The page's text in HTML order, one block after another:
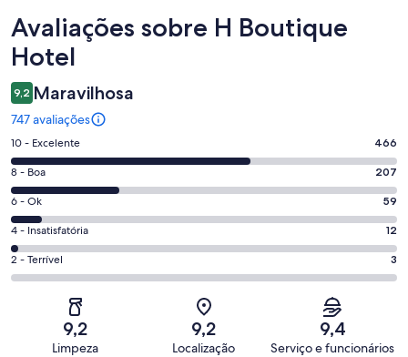
Avaliações
Avaliações sobre H Boutique
Hotel
9,2 Maravilhosa
747 avaliações
Nota
10
-
Excelente.
466
de
747
avaliações
10 - Excelente 466
Nota
8
-
Boa.
207
de
avaliações
8 - Boa 207
Nota
6
-
Ok.
59
avaliações
6 - Ok 59
Nota
4
-
4 - Insatisfatória 12
Nota
2
2 - Terrível 3
9,2
Limpeza
9,2
Localização
9,4
Serviço e funcionários